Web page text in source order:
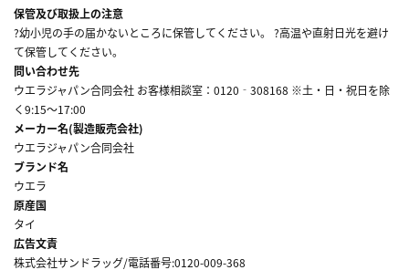
保管及び取扱上の注意
?幼小児の手の届かないところに保管してください。 ?高温や直射日光を避け
て保管してください。
問い合わせ先
ウエラジャパン合同会社 お客様相談室：0120‐308168 ※土・日・祝日を除
く9:15～17:00
メーカー名(製造販売会社)
ウエラジャパン合同会社
ブランド名
ウエラ
原産国
タイ
広告文責
株式会社サンドラッグ/電話番号:0120-009-368